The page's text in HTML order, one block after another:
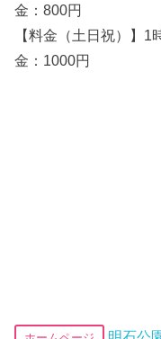
金：800円
【料金（土日祝）】
金：1000円